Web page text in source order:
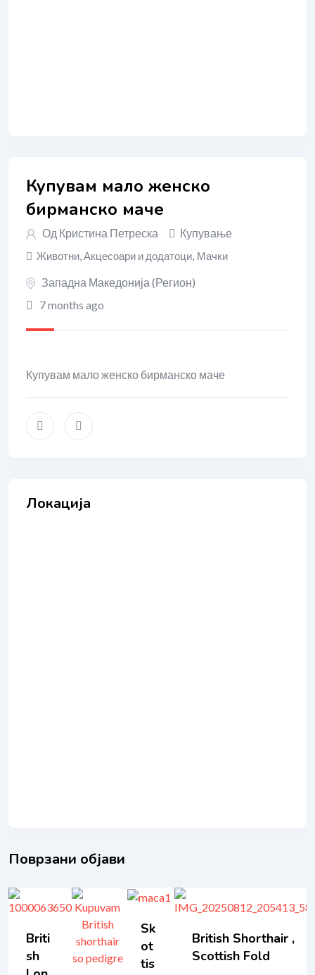
Купувам мало женско
бирманско маче
Од Кристина Петреска Купување
Животни, Акцесоари и додатоци, Мачки
Западна Македонија (Регион)
7 months ago
Купувам мало женско бирманско маче
Локација
Поврзани објави
Briti
Sh
Sk
Ot
Tis
British Shorthair ,
Scottish Fold